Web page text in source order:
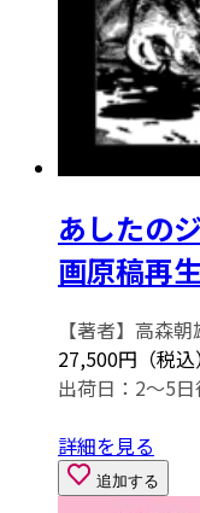
あしたの
画原稿再
【著者】高森
27,500円（税込）
出荷日：2～5
詳細を見る
追加する